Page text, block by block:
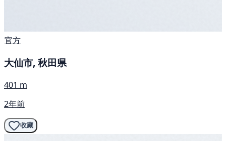
官方
大仙市, 秋田県
401 m
2年前
收藏